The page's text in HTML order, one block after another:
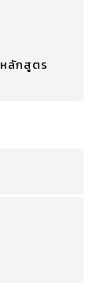
ลักสูตร